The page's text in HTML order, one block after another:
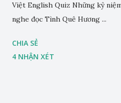
Việt English Quiz Những kỷ
nghe đọc Tình Quê Hương ...
CHIA SẺ
4 NHẬN XÉT